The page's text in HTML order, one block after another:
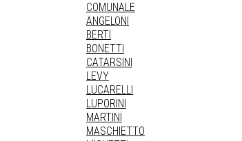
COMUNALE
ANGELONI
BERTI
BONETTI
CATARSINI
LEVY
LUCARELLI
LUPORINI
MARTINI
MASCHIETTO